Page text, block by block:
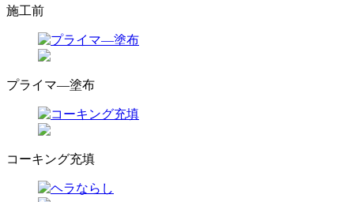
施工前
プライマ―塗布
コーキング充填